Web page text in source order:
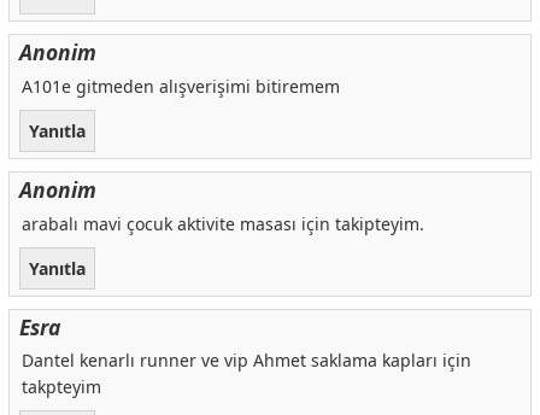
Anonim
A101e gitmeden alışverişimi bitiremem
Yanıtla
Anonim
arabalı mavi çocuk aktivite masası için takipteyim.
Yanıtla
Esra
Dantel kenarlı runner ve vip Ahmet saklama kapları için
takpteyim